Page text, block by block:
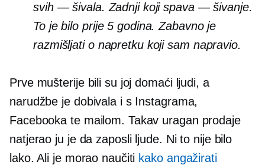
svih — šivala. Zadnji koji spava — šivanje.
To je bilo prije 5 godina. Zabavno je
razmišljati o napretku koji sam napravio.
Prve mušterije bili su joj domaći ljudi, a
narudžbe je dobivala i s Instagrama,
Facebooka te mailom. Takav uragan prodaje
natjerao ju je da zaposli ljude. Ni to nije bilo
lako. Ali je morao naučiti kako angažirati